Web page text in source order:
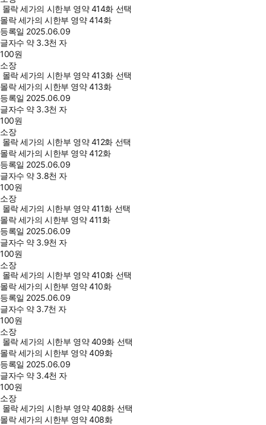
몰락 세가의 시한부 영약 414화 선택
몰락 세가의 시한부 영약 414화
등록일 2025.06.09
글자수 약 3.3천 자
100원
소장
몰락 세가의 시한부 영약 413화 선택
몰락 세가의 시한부 영약 413화
등록일 2025.06.09
글자수 약 3.3천 자
100원
소장
몰락 세가의 시한부 영약 412화 선택
몰락 세가의 시한부 영약 412화
등록일 2025.06.09
글자수 약 3.8천 자
100원
소장
몰락 세가의 시한부 영약 411화 선택
몰락 세가의 시한부 영약 411화
등록일 2025.06.09
글자수 약 3.9천 자
100원
소장
몰락 세가의 시한부 영약 410화 선택
몰락 세가의 시한부 영약 410화
등록일 2025.06.09
글자수 약 3.7천 자
100원
소장
몰락 세가의 시한부 영약 409화 선택
몰락 세가의 시한부 영약 409화
등록일 2025.06.09
글자수 약 3.4천 자
100원
소장
몰락 세가의 시한부 영약 408화 선택
몰락 세가의 시한부 영약 408화